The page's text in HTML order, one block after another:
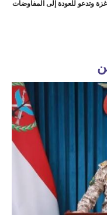
غزة وتدعو للعودة إلى المفاوضات